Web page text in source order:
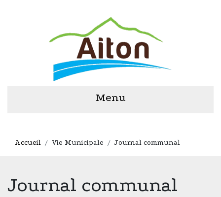
Menu
Accueil Vie Municipale Journal communal
Journal communal